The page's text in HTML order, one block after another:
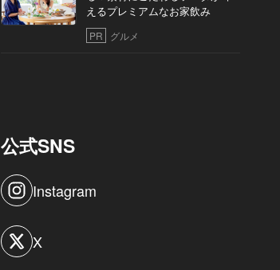
えるプレミアムなお家飲み
PR グルメ
公式SNS
Instagram
X